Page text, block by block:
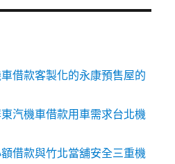
借款客製化的永康預售屋的
汽機車借款用車需求台北機
借款與竹北當舖安全三重機